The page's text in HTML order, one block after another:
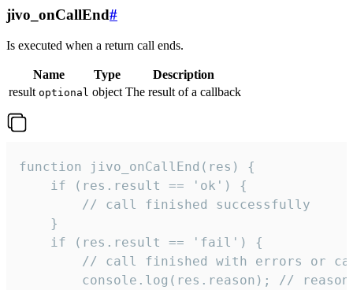
jivo_onCallEnd#
Is executed when a return call ends.
Name Type
Description
result optional object The result of a callback
function jivo_onCallEnd(res) {
    if (res.result == 'ok') {
        // call finished successfully
    }
    if (res.result == 'fail') {
// call finished with errors or
console.log(res.reason); //